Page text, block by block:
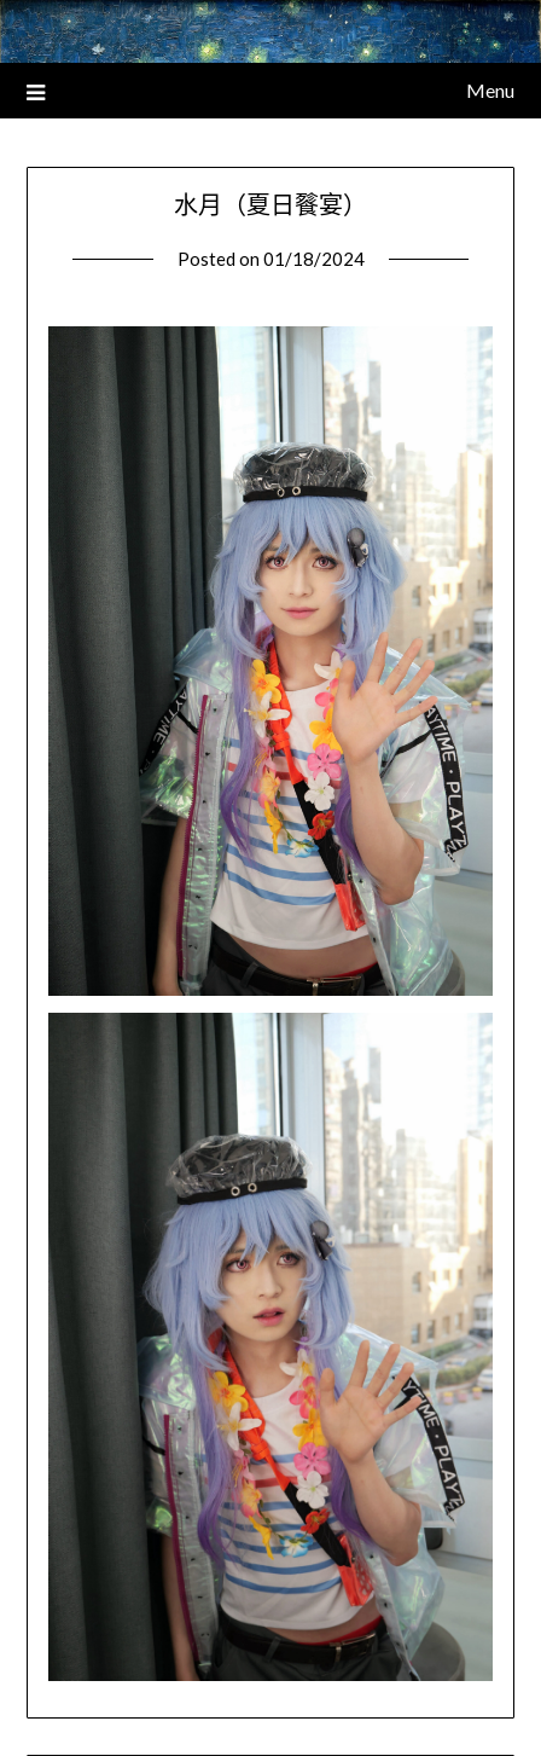
Menu
水月（夏日餮宴）
Posted on01/18/2024